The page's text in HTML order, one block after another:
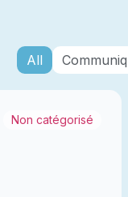
All
Non catégorisé